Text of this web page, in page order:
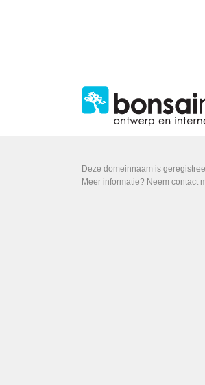
Deze domeinnaam is
Meer informatie? Neem contact